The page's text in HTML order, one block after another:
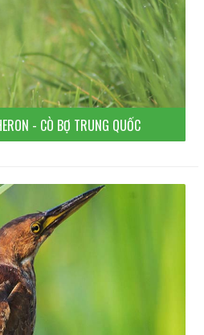
- CÒ BỢ TRUNG QUỐC